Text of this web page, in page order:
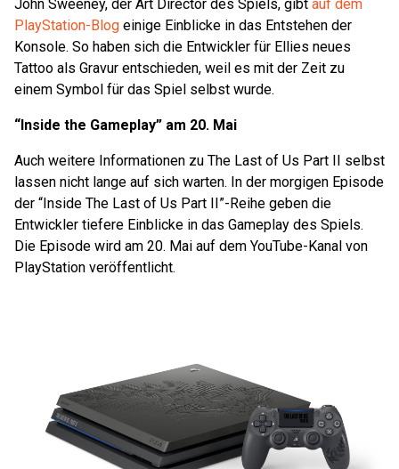
John Sweeney, der Art Director des Spiels, gibt auf dem
PlayStation-Blog einige Einblicke in das Entstehen der
Konsole. So haben sich die Entwickler für Ellies neues
Tattoo als Gravur entschieden, weil es mit der Zeit zu
einem Symbol für das Spiel selbst wurde.
“Inside the Gameplay” am 20. Mai
Auch weitere Informationen zu The Last of Us Part II selbst
lassen nicht lange auf sich warten. In der morgigen Episode
der “Inside The Last of Us Part II”-Reihe geben die
Entwickler tiefere Einblicke in das Gameplay des Spiels.
Die Episode wird am 20. Mai auf dem YouTube-Kanal von
PlayStation veröffentlicht.